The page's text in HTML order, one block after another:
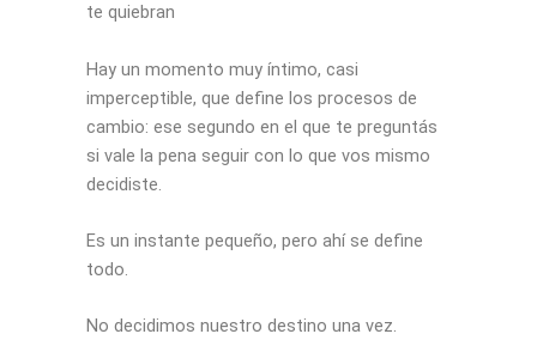
te quiebran
Hay un momento muy íntimo, casi
imperceptible, que define los procesos de
cambio: ese segundo en el que te preguntás
si vale la pena seguir con lo que vos mismo
decidiste.
Es un instante pequeño, pero ahí se define
todo.
No decidimos nuestro destino una vez.